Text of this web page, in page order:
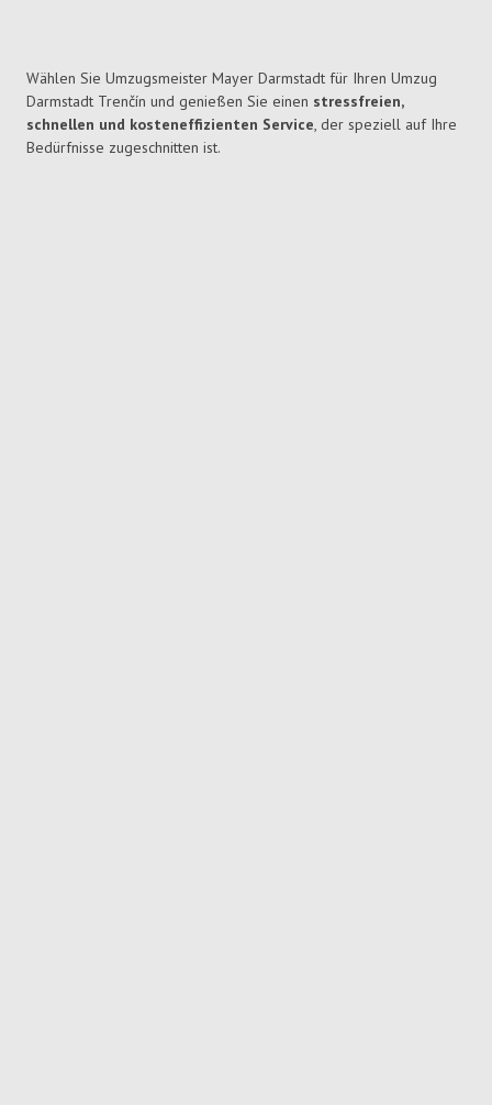
Wählen Sie Umzugsmeister Mayer Darmstadt für Ihren Umzug
Darmstadt Trenčín und genießen Sie einen stressfreien,
schnellen und kosteneffizienten Service, der speziell auf Ihre
Bedürfnisse zugeschnitten ist.